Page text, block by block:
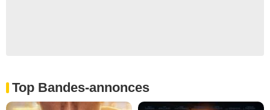
Top Bandes-annonces